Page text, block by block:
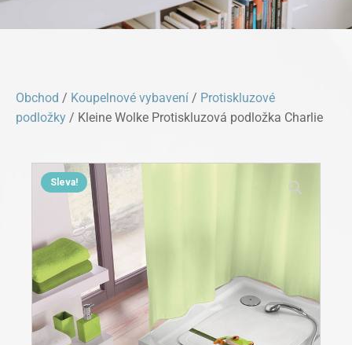
Obchod / Koupelnové vybavení / Protiskluzové
podložky / Kleine Wolke Protiskluzová podložka Charlie
Sleva!